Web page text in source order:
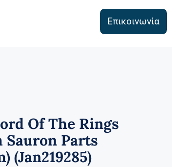
Επικοινωνία
Of The Rings
Sauron Parts
(Jan219285)